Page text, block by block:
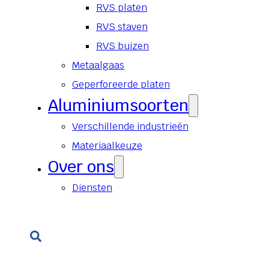
RVS platen
RVS staven
RVS buizen
Metaalgaas
Geperforeerde platen
Aluminiumsoorten
Verschillende industrieën
Materiaalkeuze
Over ons
Diensten